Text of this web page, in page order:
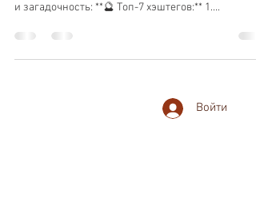
и загадочность: **🔮 Топ-7 хэштегов:** 1....
Войти